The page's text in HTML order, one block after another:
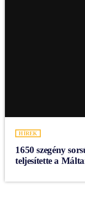
HÍREK
1650 szegény
teljesítette a